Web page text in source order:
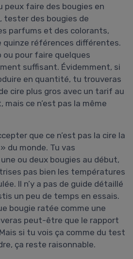
peux faire des bougies en
tester des bougies de
parfums et des colorants,
quinze références différentes.
ou pour faire quelques
suffisant. Évidemment, si
en quantité, tu trouveras
cire plus gros avec un tarif au
ce n’est pas la même
que ce n’est pas la cire la
du monde. Tu vas
ou deux bougies au début,
pas bien les températures
Il n’y a pas de guide détaillé
un peu de temps en essais.
bougie ratée comme une
peut-être que le rapport
si tu vois ça comme du test
ça reste raisonnable.